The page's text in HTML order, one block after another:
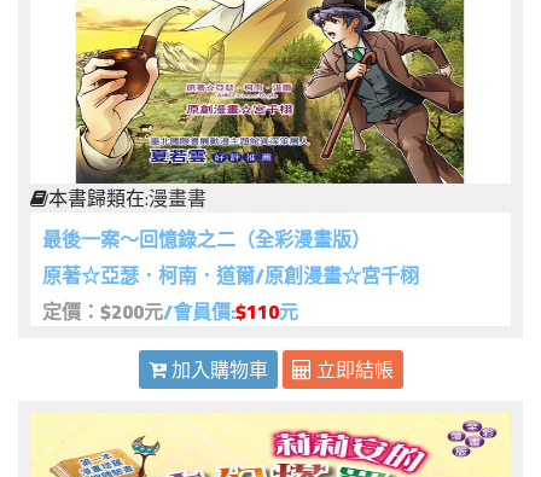
本書歸類在:漫畫書
最後一案～回憶錄之二（全彩漫畫版）
原著☆亞瑟．柯南．道爾/原創漫畫☆宮千栩
定價：$200元/會員價:$110元
加入購物車
立即結帳